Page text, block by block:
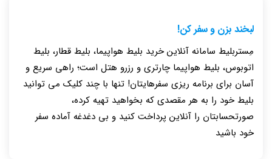
لبخند بزن و سفر کن!
مِستربلیط سامانه آنلاین خرید بلیط هواپیما، بلیط قطار، بلیط
اتوبوس، بلیط هواپیما چارتری و رزرو هتل است؛ راهی سریع و
آسان برای برنامه ریزی سفرهایتان! تنها با چند کلیک می توانید
بلیط خود را به هر مقصدی که بخواهید تهیه کرده،
صورتحسابتان را آنلاین پرداخت کنید و بی دغدغه آماده سفر
خود باشید